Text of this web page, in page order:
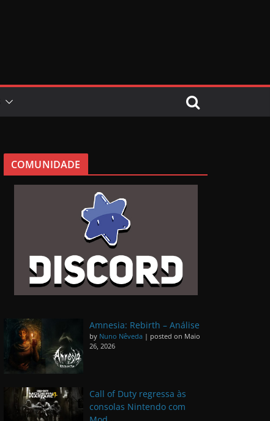
COMUNIDADE
Amnesia: Rebirth – Análise
by Nuno Nêveda | posted on Maio
26, 2026
Call of Duty regressa às
consolas Nintendo com